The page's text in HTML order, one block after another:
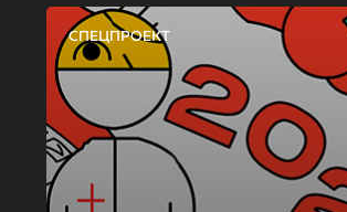
СПЕЦПРОЕКТ